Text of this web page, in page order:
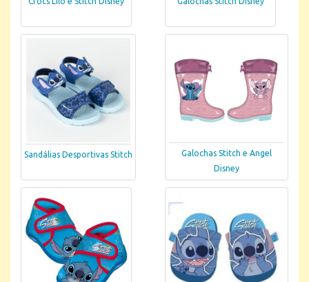
Sandálias Desportivas Stitch
Galochas Stitch e Angel
Disney